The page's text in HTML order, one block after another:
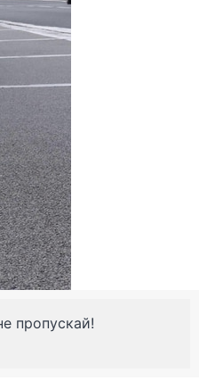
пропускай!